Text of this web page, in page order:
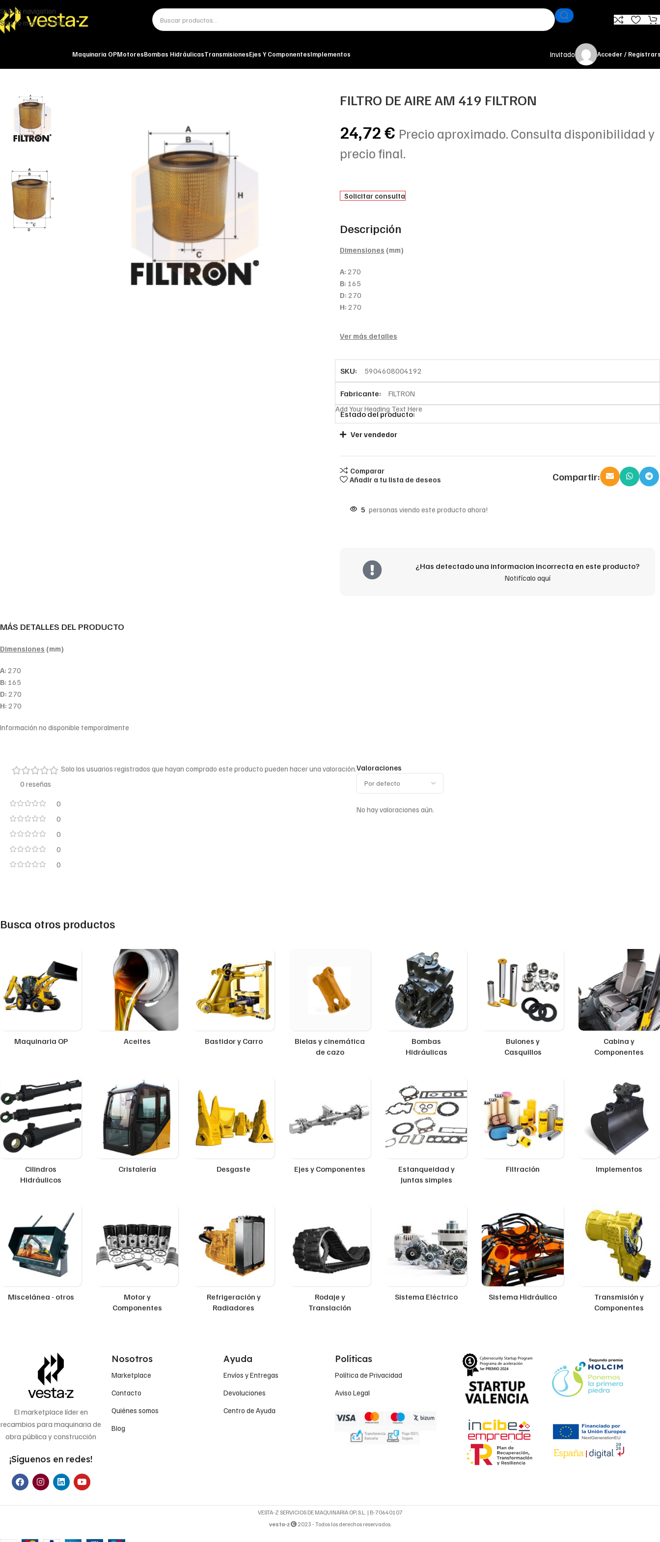
Skip to navigation
Skip to main content
Maquinaria OPMotoresBombas HidráulicasTransmisionesEjes Y ComponentesImplementos Invitado Acceder /
FILTRO DE AIRE AM 419 FILTRON
24,72€ Precio aproximado. Consulta disponibilidad y
precio final.
Solicitar consulta
Descripción
Dimensiones (mm)
A: 270
B: 165
D: 270
H: 270
Ver más detalles
SKU: 5904608004192
Fabricante: FILTRON
Estado del producto:
Add Your Heading Text Here
Ver vendedor
Comparar
Añadir a tu lista de deseos
Compartir:
5 personas viendo este producto ahora!
¿Has detectado una informacion incorrecta en este producto?
Notifícalo aquí
MÁS DETALLES DEL PRODUCTO
Dimensiones (mm)
A: 270
B: 165
D: 270
H: 270
Información no disponible temporalmente
0 reseñas
0
0
0
0
0
Valoraciones
No hay valoraciones aún.
Solo los usuarios registrados que hayan comprado este producto pueden hacer una valoración.
Busca otros productos
Maquinaria OP Aceites Bastidor y Carro
Bielas y cinemática
de cazo
Bombas
Hidráulicas
Bulones y
Casquillos
Cabina y
Componentes
Cilindros
Hidráulicos
Cristalería Desgaste Ejes y Componentes
Estanqueidad y
Juntas simples
Filtración Implementos
Miscelánea - otros
Motor y
Componentes
Refrigeración y
Radiadores
Rodaje y
Translación
Sistema Eléctrico Sistema Hidráulico
Transmisión y
Componentes
El marketplace líder en
recambios para maquinaria de
obra pública y construcción
¡Síguenos en redes!
Nosotros
Marketplace
Contacto
Quiénes somos
Blog
Ayuda
Envíos y Entregas
Devoluciones
Centro de Ayuda
Políticas
Política de Privacidad
Aviso Legal
VESTA-Z SERVICIOS DE MAQUINARIA OP, S.L. | B-70640107
vesta-z
2023 - Todos los derechos reservados.